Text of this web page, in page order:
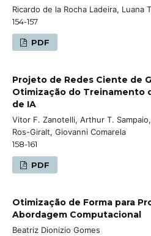
Ricardo de la Rocha Ladeira, Luana
154-157
PDF
Projeto de Redes Ciente de
Otimização do Treinamento
de IA
Vitor F. Zanotelli, Arthur T.
Ros-Giralt, Giovanni Comarela
158-161
PDF
Otimização de Forma para
Abordagem Computacional
Beatriz Dionizio Gomes